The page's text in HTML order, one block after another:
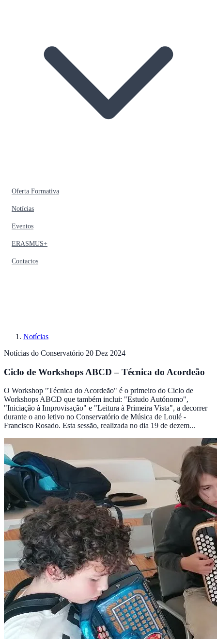
Oferta Formativa
Notícias
Eventos
ERASMUS+
Contactos
Notícias
Notícias do Conservatório 20 Dez 2024
Ciclo de Workshops ABCD – Técnica do Acordeão
O Workshop "Técnica do Acordeão" é o primeiro do Ciclo de
Workshops ABCD que também inclui: "Estudo Autónomo",
"Iniciação à Improvisação" e "Leitura à Primeira Vista", a decorrer
durante o ano letivo no Conservatório de Música de Loulé -
Francisco Rosado. Esta sessão, realizada no dia 19 de dezem...